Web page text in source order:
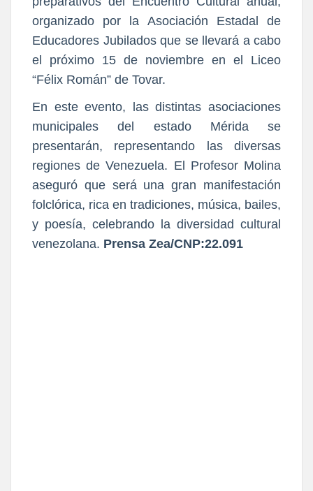
organizado por la Asociación Estadal de
Educadores Jubilados que se llevará a cabo
el próximo 15 de noviembre en el Liceo
“Félix Román” de Tovar.
En este evento, las distintas asociaciones
municipales del estado Mérida se
presentarán, representando las diversas
regiones de Venezuela. El Profesor Molina
aseguró que será una gran manifestación
folclórica, rica en tradiciones, música, bailes,
y poesía, celebrando la diversidad cultural
venezolana. Prensa Zea/CNP:22.091